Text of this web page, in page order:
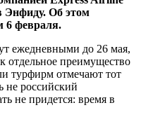
Энфиду. Об этом
6 февраля.
ежедневными до 26 мая,
отдельное преимущество
турфирм отмечают тот
не российский
не придется: время в